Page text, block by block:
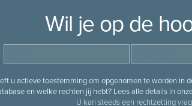
Wil je op de
u actieve toestemming om opgenomen te worden
en welke rechten jij hebt? Lees alle details in
U kan steeds een rechtzetting